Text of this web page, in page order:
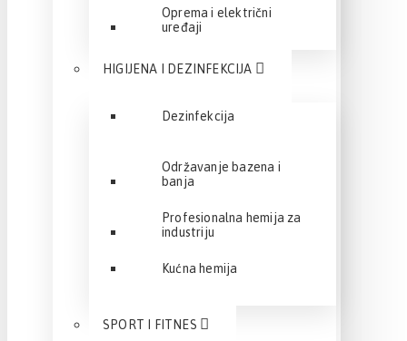
Oprema i električni
uređaji
HIGIJENA I DEZINFEKCIJA
Dezinfekcija
Održavanje bazena i
banja
Profesionalna hemija za
industriju
Kućna hemija
SPORT I FITNES